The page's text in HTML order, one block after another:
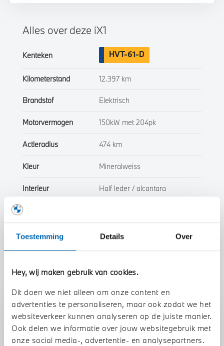
Toestemming Details Over
Hey, wij maken gebruik van cookies.
Dit doen we niet alleen om onze content en
advertenties te personaliseren, maar ook zodat we het
websiteverkeer kunnen analyseren op de juiste manier.
Ook delen we informatie over jouw websitegebruik met
onze social media-, advertentie- en analysepartners.
Uw auto inruilen?
Alles over deze iX1
Kenteken HVT-61-D
Kilometerstand 12.397 km
Brandstof Elektrisch
Motorvermogen 150kW met 204pk
Actieradius 474 km
Kleur Mineralweiss
Interieur Half leder / alcantara
Btw/Marge
Toon alle eigenschappen